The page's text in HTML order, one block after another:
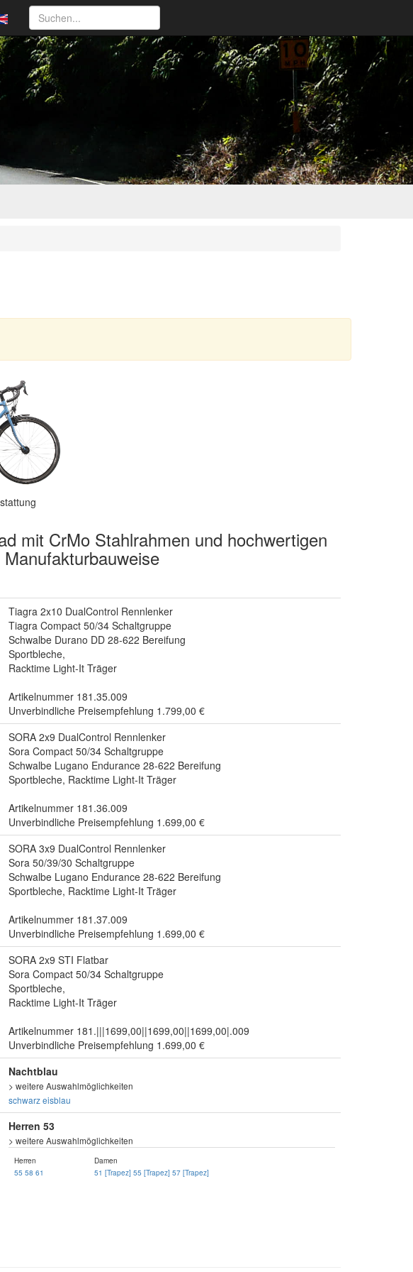
mit CrMo Stahlrahmen und hochwertigen
Tiagra 2x10 DualControl Rennlenker
Tiagra Compact 50/34 Schaltgruppe
Schwalbe Durano DD 28-622 Bereifung
Sportbleche,
Racktime Light-It Träger
Artikelnummer 181.35.009
Unverbindliche Preisempfehlung 1.799,00 €
SORA 2x9 DualControl Rennlenker
Sora Compact 50/34 Schaltgruppe
Schwalbe Lugano Endurance 28-622 Bereifung
Sportbleche, Racktime Light-It Träger
Artikelnummer 181.36.009
Unverbindliche Preisempfehlung 1.699,00 €
SORA 3x9 DualControl Rennlenker
Sora 50/39/30 Schaltgruppe
Schwalbe Lugano Endurance 28-622 Bereifung
Sportbleche, Racktime Light-It Träger
Artikelnummer 181.37.009
Unverbindliche Preisempfehlung 1.699,00 €
SORA 2x9 STI Flatbar
Sora Compact 50/34 Schaltgruppe
Sportbleche,
Racktime Light-It Träger
Artikelnummer 181.|||1699,00||1699,00||1699,00|.009
Unverbindliche Preisempfehlung 1.699,00 €
Nachtblau
> weitere Auswahlmöglichkeiten
schwarz eisblau
Herren 53
> weitere Auswahlmöglichkeiten
Herren
55 58 61
Damen
51 [Trapez] 55 [Trapez] 57 [Trapez]